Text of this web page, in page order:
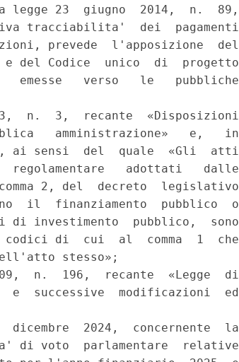
legge 23  giugno  2014,  n.  89,
tracciabilita'  dei  pagamenti
prevede  l'apposizione  del
del Codice  unico  di  progetto
emesse   verso   le   pubbliche
n.  3,  recante  «Disposizioni
amministrazione»   e,   in
ai sensi  del  quale  «Gli  atti
regolamentare   adottati   dalle
2, del  decreto  legislativo
il  finanziamento  pubblico  o
di investimento  pubblico,  sono
di  cui  al  comma  1  che
stesso»;
n.  196,  recante  «Legge  di
successive  modificazioni  ed
dicembre  2024,  concernente  la
di voto  parlamentare  relative